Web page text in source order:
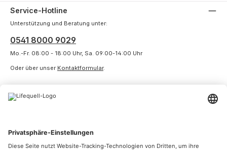
Service-Hotline
Unterstützung und Beratung unter:
0541 8000 9029
Mo.-Fr. 08:00 - 18:00 Uhr, Sa. 09:00-14:00 Uhr
Oder über unser Kontaktformular.
Service
Unsere Communities